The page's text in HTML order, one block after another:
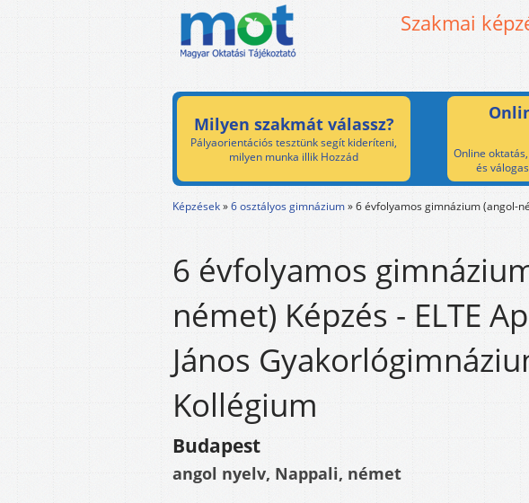
Szakmai
Milyen szakmát válassz?
Pályaorientációs tesztünk segít kideríteni,
milyen munka illik Hozzád
Online
és
Képzések»6 osztályos gimnázium»6 évfolyamos gimnázium (angol-
6 évfolyamos
német) Képzés - ELTE
János
Kollégium
Budapest
angol nyelv, Nappali, német